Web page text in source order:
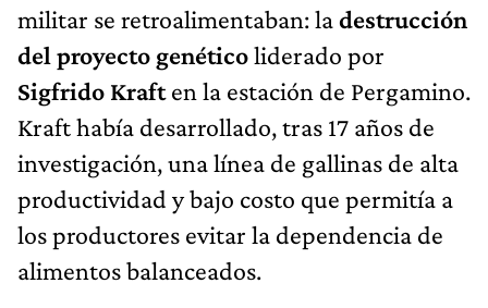
militar se retroalimentaban: ladestrucción
del proyecto genéticoliderado por
Sigfrido Kraften la estación de Pergamino.
Kraft había desarrollado, tras 17 años de
investigación, una línea de gallinas de alta
productividad y bajo costo que permitía a
los productores evitar la dependencia de
alimentos balanceados.